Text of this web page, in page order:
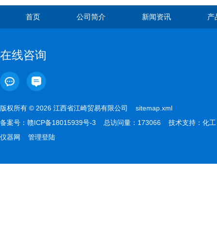
首页 公司简介 新闻资讯 产
在线咨询
版权所有 © 2026 江西省江崎贸易有限公司 sitemap.xml
备案号： 赣ICP备18015939号-3 总访问量：173066 技术支持： 化工
仪器网
管理登陆